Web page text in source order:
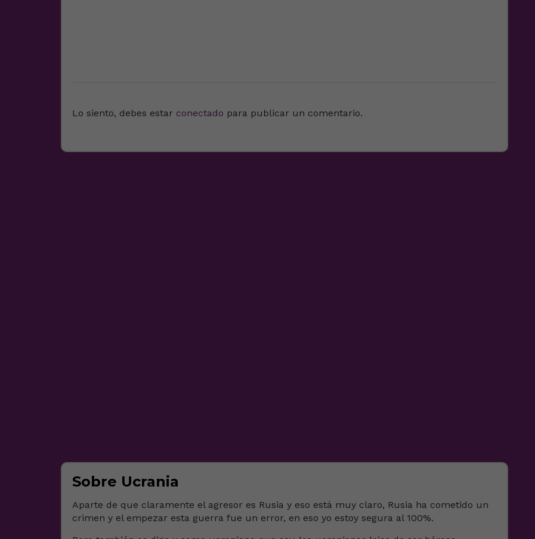
Lo siento, debes estar conectado para publicar un comentario.
Sobre Ucrania
Aparte de que claramente el agresor es Rusia y eso está muy claro, Rusia ha cometido un
crimen y el empezar esta guerra fue un error, en eso yo estoy segura al 100%.